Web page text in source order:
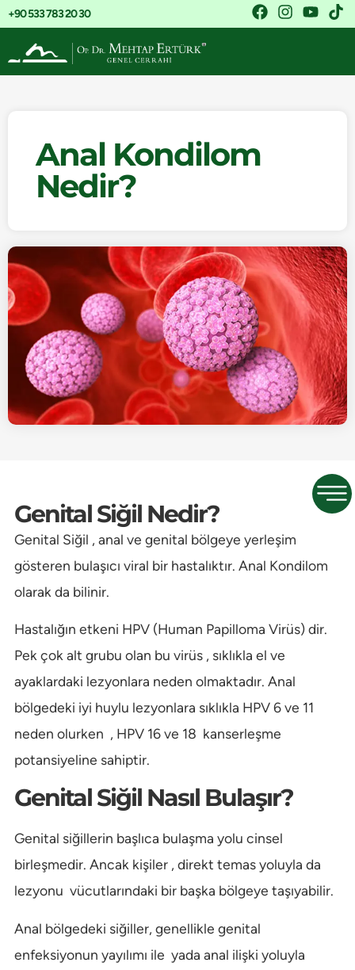
+90 533 783 20 30
Anal Kondilom
Nedir?
Genital Siğil Nedir?
Genital Siğil , anal ve genital bölgeye yerleşim
gösteren bulaşıcı viral bir hastalıktır. Anal Kondilom
olarak da bilinir.
Hastalığın etkeni HPV (Human Papilloma Virüs) dir.
Pek çok alt grubu olan bu virüs , sıklıkla el ve
ayaklardaki lezyonlara neden olmaktadır. Anal
bölgedeki iyi huylu lezyonlara sıklıkla HPV 6 ve 11
neden olurken , HPV 16 ve 18 kanserleşme
potansiyeline sahiptir.
Genital Siğil Nasıl Bulaşır?
Genital siğillerin başlıca bulaşma yolu cinsel
birleşmedir. Ancak kişiler , direkt temas yoluyla da
lezyonu vücutlarındaki bir başka bölgeye taşıyabilir.
Anal bölgedeki siğiller, genellikle genital
enfeksiyonun yayılımı ile yada anal ilişki yoluyla